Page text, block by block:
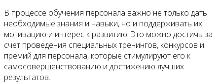
В процессе обучения персонала важно не только дать
необходимые знания и навыки, но и поддерживать их
мотивацию и интерес к развитию. Это можно достичь за
счет проведения специальных тренингов, конкурсов и
премий для персонала, которые стимулируют его к
самосовершенствованию и достижению лучших
результатов.